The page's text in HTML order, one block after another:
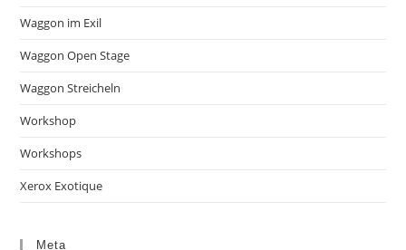
Waggon im Exil
Waggon Open Stage
Waggon Streicheln
Workshop
Workshops
Xerox Exotique
Meta